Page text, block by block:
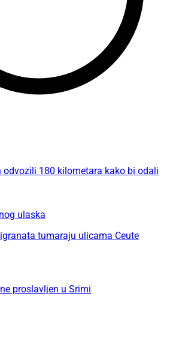
odvozili 180 kilometara kako bi odali
ulaska
tumaraju ulicama Ceute
proslavljen u Srimi